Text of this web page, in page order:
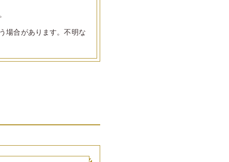
場合があります。不明な